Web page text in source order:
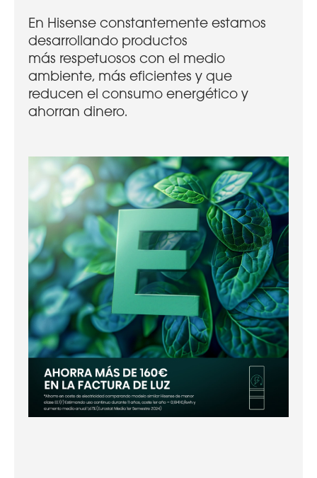
En Hisense constantemente estamos
desarrollando productos
más respetuosos con el medio
ambiente, más eficientes y que
reducen el consumo energético y
ahorran dinero.